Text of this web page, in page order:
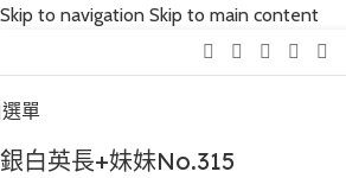
Skip to navigation Skip to main content
互動請先預約｜以免撲空、造
選單
銀白英長+妹妹No.315